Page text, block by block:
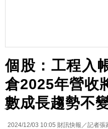
個股：工程入
倉2025年營收
數成長趨勢不
2024/12/03 10:05 財訊快報／記者張